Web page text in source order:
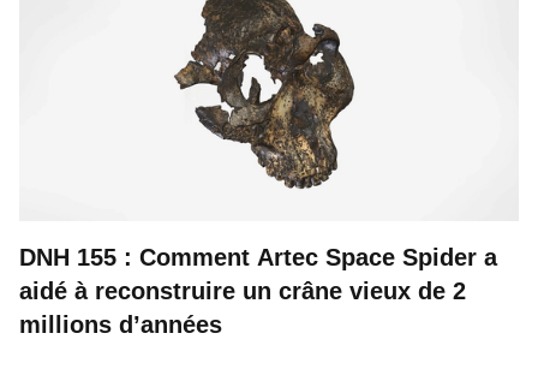
DNH 155 : Comment Artec Space Spider a
aidé à reconstruire un crâne vieux de 2
millions d’années